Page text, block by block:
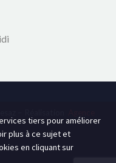
tiers pour améliorer
plus à ce sujet et
en cliquant sur